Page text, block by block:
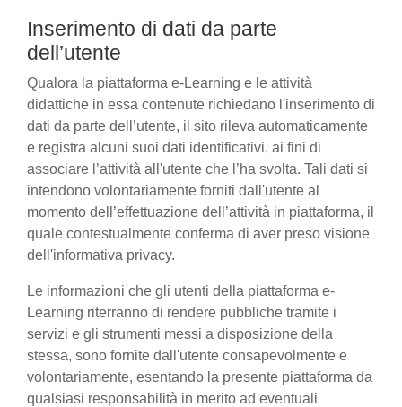
Inserimento di dati da parte
dell’utente
Qualora la piattaforma e-Learning e le attività
didattiche in essa contenute richiedano l'inserimento di
dati da parte dell’utente, il sito rileva automaticamente
e registra alcuni suoi dati identificativi, ai fini di
associare l’attività all'utente che l’ha svolta. Tali dati si
intendono volontariamente forniti dall'utente al
momento dell’effettuazione dell’attività in piattaforma, il
quale contestualmente conferma di aver preso visione
dell'informativa privacy.
Le informazioni che gli utenti della piattaforma e-
Learning riterranno di rendere pubbliche tramite i
servizi e gli strumenti messi a disposizione della
stessa, sono fornite dall'utente consapevolmente e
volontariamente, esentando la presente piattaforma da
qualsiasi responsabilità in merito ad eventuali